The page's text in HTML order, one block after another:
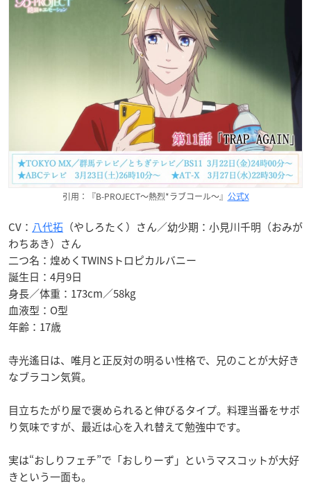
引用：『B-PROJECT〜熱烈*ラブコール〜』 公式X
CV： 八代拓 （やしろたく）さん／幼少期：小見川千明（おみが
わちあき）さん
二つ名：煌めくTWINSトロピカルバニー
誕生日：4月9日
身長／体重：173cm／58kg
血液型：O型
年齢：17歳
寺光遙日は、唯月と正反対の明るい性格で、兄のことが大好き
なブラコン気質。
目立ちたがり屋で褒められると伸びるタイプ。料理当番をサボ
り気味ですが、最近は心を入れ替えて勉強中です。
実は“おしりフェチ”で「おしりーず」というマスコットが大好
きという一面も。